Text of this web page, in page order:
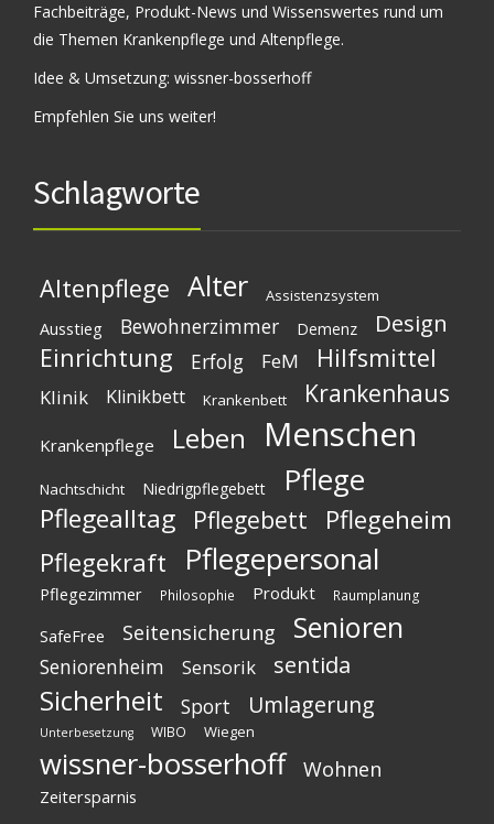
Fachbeiträge, Produkt-News und Wissenswertes rund um
die Themen Krankenpflege und Altenpflege.
Idee & Umsetzung: wissner-bosserhoff
Empfehlen Sie uns weiter!
Schlagworte
Altenpflege Alter Assistenzsystem
Ausstieg Bewohnerzimmer Demenz Design
Einrichtung Erfolg FeM Hilfsmittel
Klinik Klinikbett Krankenbett Krankenhaus
Krankenpflege Leben Menschen
Nachtschicht Niedrigpflegebett Pflege
Pflegealltag Pflegebett
Pflegeheim
Pflegekraft
Pflegepersonal
Pflegezimmer Philosophie Produkt Raumplanung
SafeFree Seitensicherung Senioren
Seniorenheim Sensorik sentida
Sicherheit Sport Umlagerung
Unterbesetzung WIBO Wiegen
wissner-bosserhoff Wohnen
Zeitersparnis